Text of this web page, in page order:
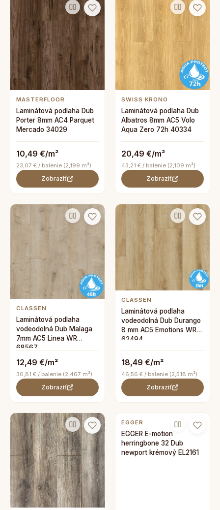
MASTERFLOOR
Laminátová podlaha Dub
Porter 8mm AC4 Parquet
Mercado 34029
10,49 €/m²
23,07 € / balenie (2,199 m²)
Zobraziť
SWISS KRONO
Laminátová podlaha Dub
Albatros 8mm AC5 Volo
Aqua Zero 72h 40334
20,49 €/m²
43,21 € / balenie (2,109 m²)
Zobraziť
CLASSEN
Laminátová podlaha
vodeodolná Dub Malaga
7mm AC5 Linea WR
68567
12,49 €/m²
30,81 € / balenie (2,467 m²)
Zobraziť
CLASSEN
Laminátová podlaha
vodeodolná Dub Durango
8 mm AC5 Emotions WR
62494
18,49 €/m²
46,56 € / balenie (2,518 m²)
Zobraziť
EGGER
EGGER E-motion
herringbone 32 Dub
newport krémový EL2161